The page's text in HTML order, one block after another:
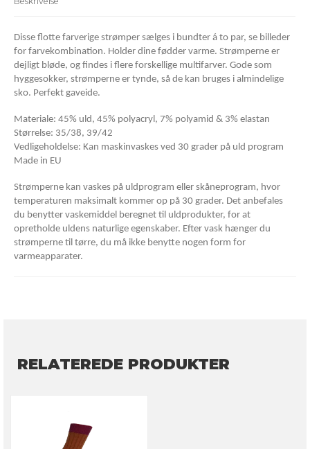
Disse flotte farverige strømper sælges i bundter á to par, se billeder
for farvekombination. Holder dine fødder varme. Strømperne er
dejligt bløde, og findes i flere forskellige multifarver. Gode som
hyggesokker, strømperne er tynde, så de kan bruges i almindelige
sko. Perfekt gaveide.
Materiale: 45% uld, 45% polyacryl, 7% polyamid & 3% elastan
Størrelse: 35/38, 39/42
Vedligeholdelse: Kan maskinvaskes ved 30 grader på uld program
Made in EU
Strømperne kan vaskes på uldprogram eller skåneprogram, hvor
temperaturen maksimalt kommer op på 30 grader. Det anbefales
du benytter vaskemiddel beregnet til uldprodukter, for at
opretholde uldens naturlige egenskaber. Efter vask hænger du
strømperne til tørre, du må ikke benytte nogen form for
varmeapparater.
RELATEREDE PRODUKTER